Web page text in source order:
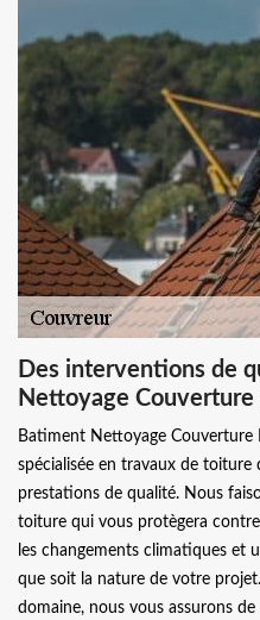
Des interventions de
Nettoyage
Batiment Nettoyage Couverture
spécialisée en travaux de
prestations de qualité. Nous
toiture qui vous protègera
les changements climatiques et
que soit la nature de votre
domaine, nous vous assurons